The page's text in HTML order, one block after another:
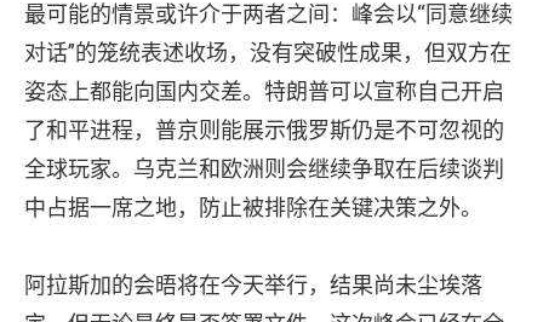
最可能的情景或许介于两者之间：峰会以“同意继续
对话”的笼统表述收场，没有突破性成果，但双方在
姿态上都能向国内交差。特朗普可以宣称自己开启
了和平进程，普京则能展示俄罗斯仍是不可忽视的
全球玩家。乌克兰和欧洲则会继续争取在后续谈判
中占据一席之地，防止被排除在关键决策之外。
阿拉斯加的会晤将在今天举行，结果尚未尘埃落